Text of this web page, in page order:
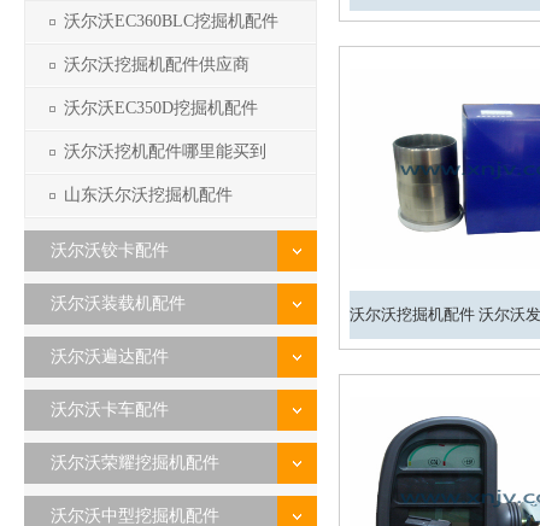
沃尔沃EC360BLC挖掘机配件
沃尔沃挖掘机配件供应商
沃尔沃EC350D挖掘机配件
沃尔沃挖机配件哪里能买到
山东沃尔沃挖掘机配件
沃尔沃铰卡配件
沃尔沃装载机配件
沃尔沃遍达配件
沃尔沃卡车配件
沃尔沃荣耀挖掘机配件
沃尔沃中型挖掘机配件